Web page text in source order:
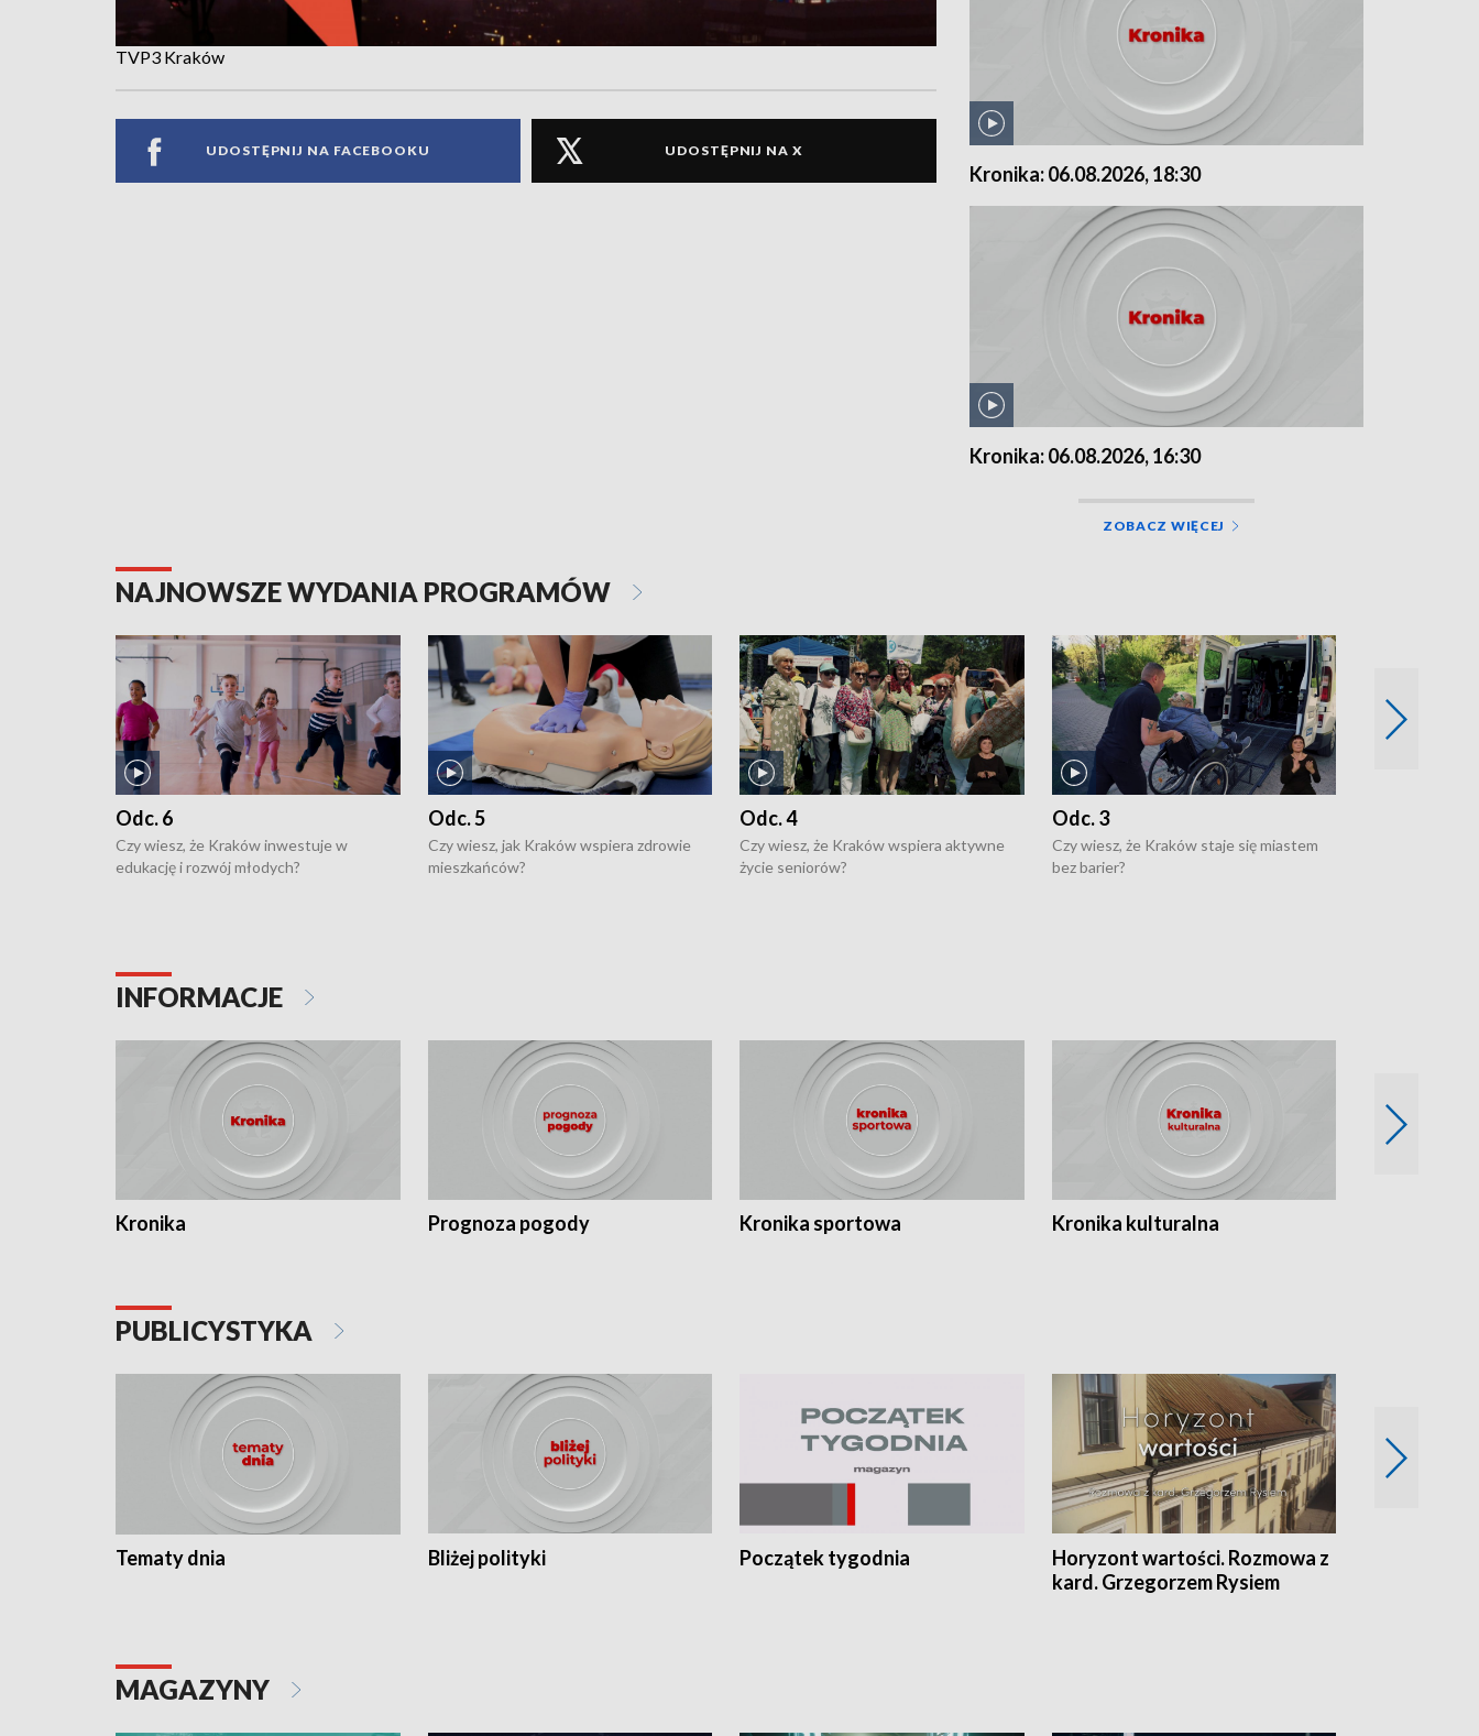
TVP3 Kraków
UDOSTĘPNIJ NA FACEBOOKU UDOSTĘPNIJ NA X
Kronika: 06.08.2026, 18:30
Kronika: 06.08.2026, 16:30
ZOBACZ WIĘCEJ
NAJNOWSZE WYDANIA PROGRAMÓW
Odc. 6
Czy wiesz, że Kraków inwestuje w
edukację i rozwój młodych?
Odc. 5
Czy wiesz, jak Kraków wspiera zdrowie
mieszkańców?
Odc. 4
Czy wiesz, że Kraków wspiera aktywne
życie seniorów?
Odc. 3
Czy wiesz, że Kraków staje się miastem
bez barier?
INFORMACJE
Kronika Prognoza pogody Kronika sportowa Kronika kulturalna
PUBLICYSTYKA
Tematy dnia Bliżej polityki Początek tygodnia
Horyzont wartości. Rozmowa z
kard. Grzegorzem Rysiem
MAGAZYNY